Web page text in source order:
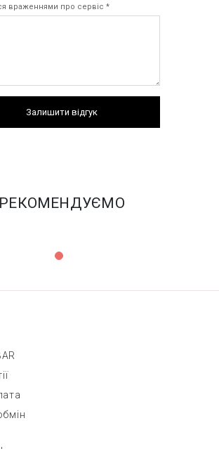
враженнями про сервіс *
Залишити відгук
РЕКОМЕНДУЄМО